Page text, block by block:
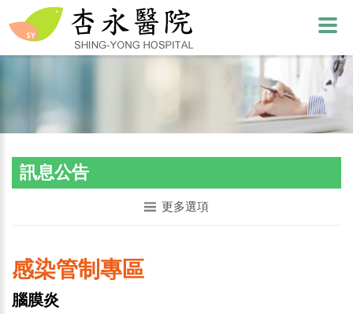
訊息公告
更多選項
感染管制專區
腦膜炎